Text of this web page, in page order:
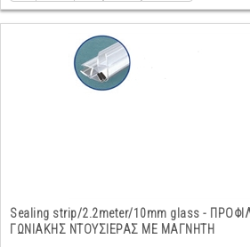
Sealing strip/2.2meter/10mm glass -
ΓΩΝΙΑΚΗΣ ΝΤΟΥΣΙΕΡΑΣ ΜΕ ΜΑΓΝΗΤΗ